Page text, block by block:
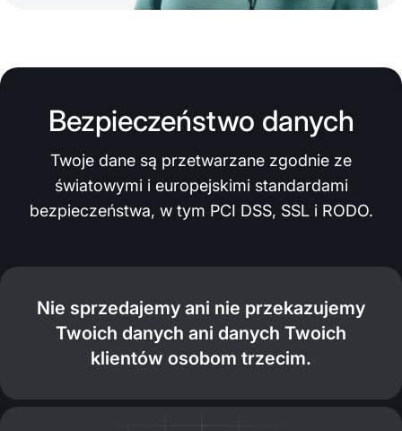
Bezpieczeństwo danych
Twoje dane są przetwarzane zgodnie ze
światowymi i europejskimi standardami
bezpieczeństwa, w tym PCI DSS, SSL i RODO.
Nie sprzedajemy ani nie przekazujemy
Twoich danych ani danych Twoich
klientów osobom trzecim.